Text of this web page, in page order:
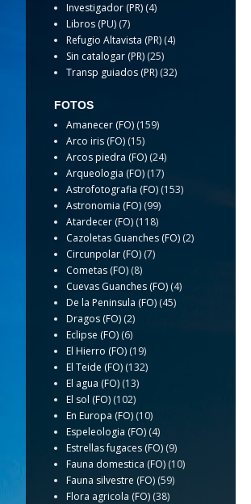
Investigador (PR) (4)
Libros (PU) (7)
Refugio Altavista (PR) (4)
Sin catalogar (PR) (25)
Transp guiados (PR) (32)
FOTOS
Amanecer (FO) (159)
Arco iris (FO) (15)
Arcos piedra (FO) (24)
Arqueologia (FO) (17)
Astrofotografia (FO) (153)
Astronomia (FO) (99)
Atardecer (FO) (118)
Cazoletas Guanches (FO) (2)
Circunpolar (FO) (7)
Cometas (FO) (8)
Cuevas Guanches (FO) (4)
De la Peninsula (FO) (45)
Dragos (FO) (2)
Eclipse (FO) (6)
El Hierro (FO) (19)
El Teide (FO) (132)
El agua (FO) (13)
El sol (FO) (102)
En Europa (FO) (10)
Espeleologia (FO) (4)
Estrellas fugaces (FO) (9)
Fauna domestica (FO) (10)
Fauna silvestre (FO) (59)
Flora agricola (FO) (38)